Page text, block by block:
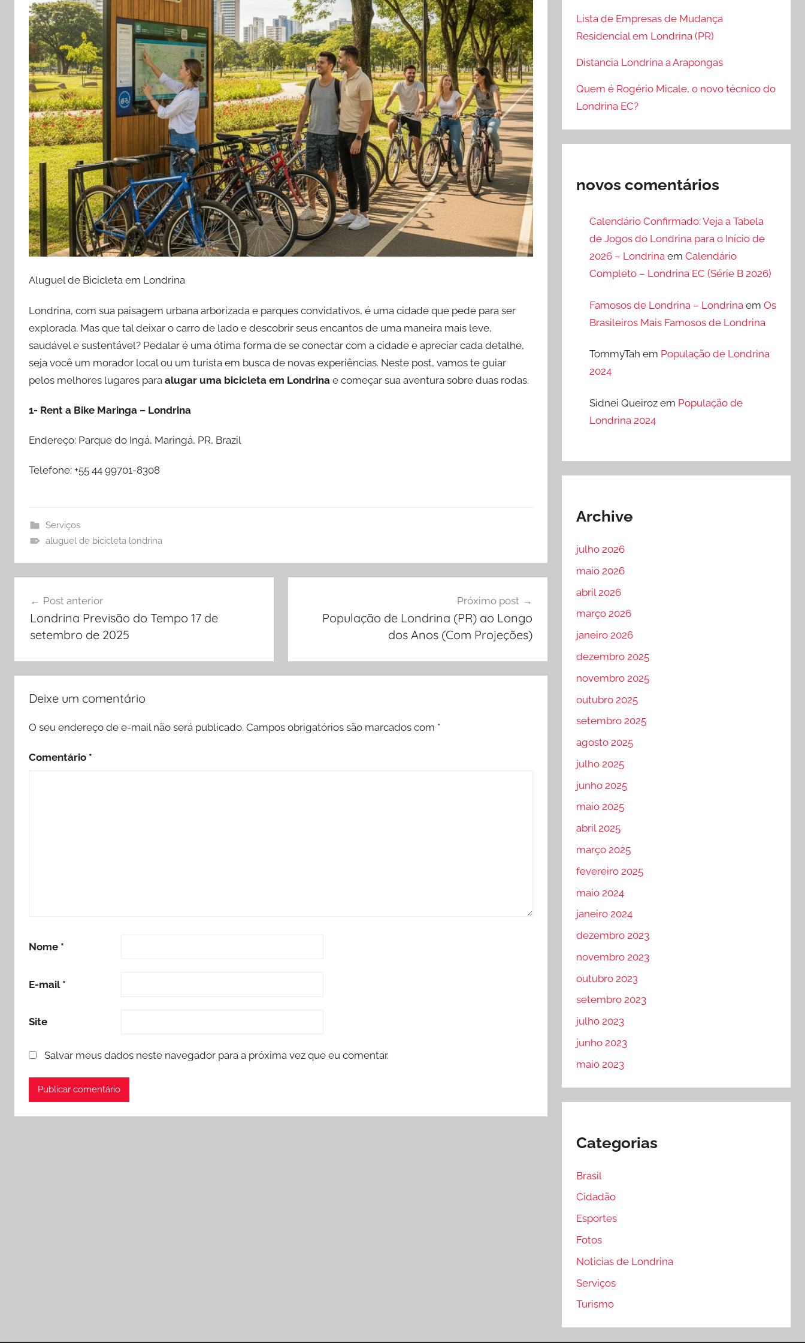
Aluguel de Bicicleta em Londrina
Londrina, com sua paisagem urbana arborizada e parques convidativos, é uma cidade que pede para ser
explorada. Mas que tal deixar o carro de lado e descobrir seus encantos de uma maneira mais leve,
saudável e sustentável? Pedalar é uma ótima forma de se conectar com a cidade e apreciar cada detalhe,
seja você um morador local ou um turista em busca de novas experiências. Neste post, vamos te guiar
pelos melhores lugares para alugar uma bicicleta em Londrina e começar sua aventura sobre duas rodas.
1- Rent a Bike Maringa – Londrina
Endereço: Parque do Ingá, Maringá, PR, Brazil
Telefone: +55 44 99701-8308
Serviços
aluguel de bicicleta londrina
de
Post
Post anterior
Londrina Previsão do Tempo 17 de
setembro de 2025
Próximo post
População de Londrina (PR) ao Longo
dos Anos (Com Projeções)
Deixe um comentário
O seu endereço de e-mail não será publicado. Campos obrigatórios são marcados com *
Comentário *
Nome *
E-mail *
Site
Salvar meus dados neste navegador para a próxima vez que eu comentar.
Lista de Empresas de Mudança
Residencial em Londrina (PR)
Distancia Londrina a Arapongas
Quem é Rogério Micale, o novo técnico do
Londrina EC?
novos comentários
Calendário Confirmado: Veja a Tabela
de Jogos do Londrina para o Início de
2026 – Londrina em Calendário
Completo – Londrina EC (Série B 2026)
Famosos de Londrina – Londrina em Os
Brasileiros Mais Famosos de Londrina
TommyTah em População de Londrina
2024
Sidnei Queirozem População de
Londrina 2024
Archive
julho 2026
maio 2026
abril 2026
março 2026
janeiro 2026
dezembro 2025
novembro 2025
outubro 2025
setembro 2025
agosto 2025
julho 2025
junho 2025
maio 2025
abril 2025
março 2025
fevereiro 2025
maio 2024
janeiro 2024
dezembro 2023
novembro 2023
outubro 2023
setembro 2023
julho 2023
junho 2023
maio 2023
Categorias
Brasil
Cidadão
Esportes
Fotos
Noticias de Londrina
Serviços
Turismo